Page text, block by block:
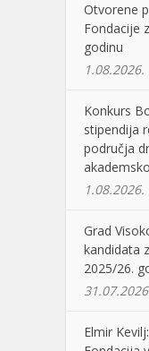
Otvorene
Fondacije
godinu
1.08.2026.
Konkurs
stipendija
područja
1.08.2026.
Grad
kandidata
2025/26.
Elmir